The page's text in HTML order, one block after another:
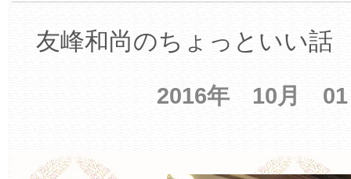
友峰和尚のちょっといい話
2016年 10月